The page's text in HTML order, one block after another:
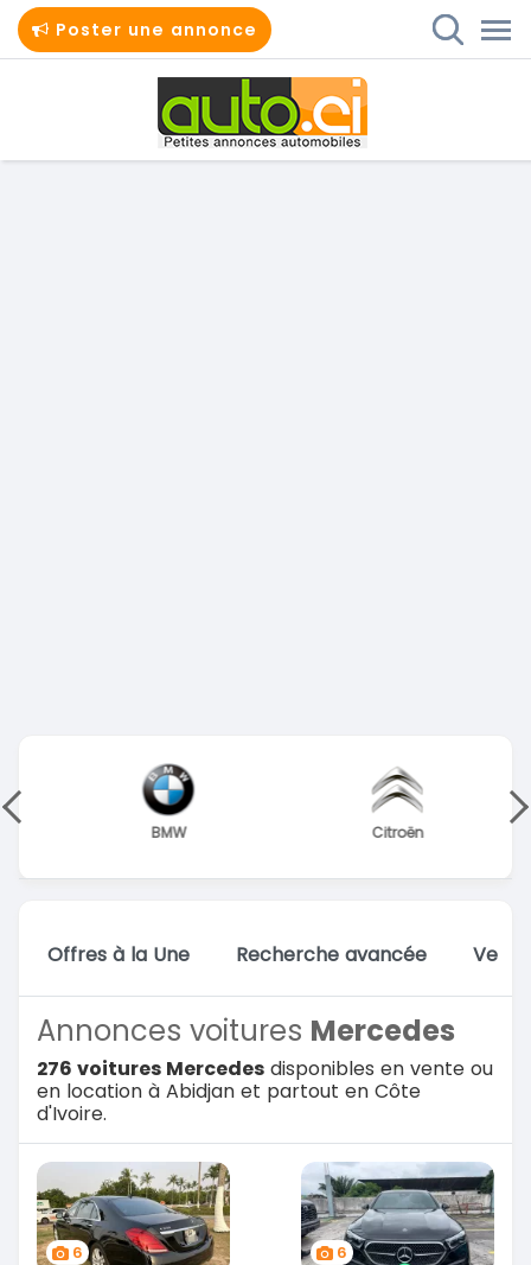
Poster une annonce
BMW Citroën
Offres à la Une Recherche avancée Vente
Annonces voitures Mercedes
276 voitures Mercedes disponibles en vente ou
en location à Abidjan et partout en Côte
d'Ivoire.
6 6